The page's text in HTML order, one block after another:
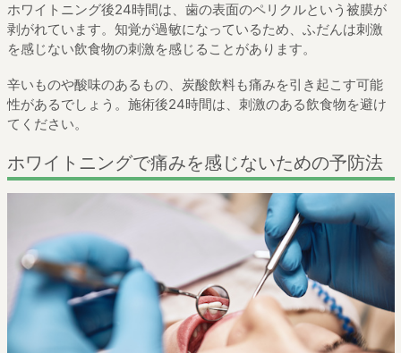
ホワイトニング後24時間は、歯の表面のペリクルという被膜が
剥がれています。知覚が過敏になっているため、ふだんは刺激
を感じない飲食物の刺激を感じることがあります。
辛いものや酸味のあるもの、炭酸飲料も痛みを引き起こす可能
性があるでしょう。施術後24時間は、刺激のある飲食物を避け
てください。
ホワイトニングで痛みを感じないための予防法